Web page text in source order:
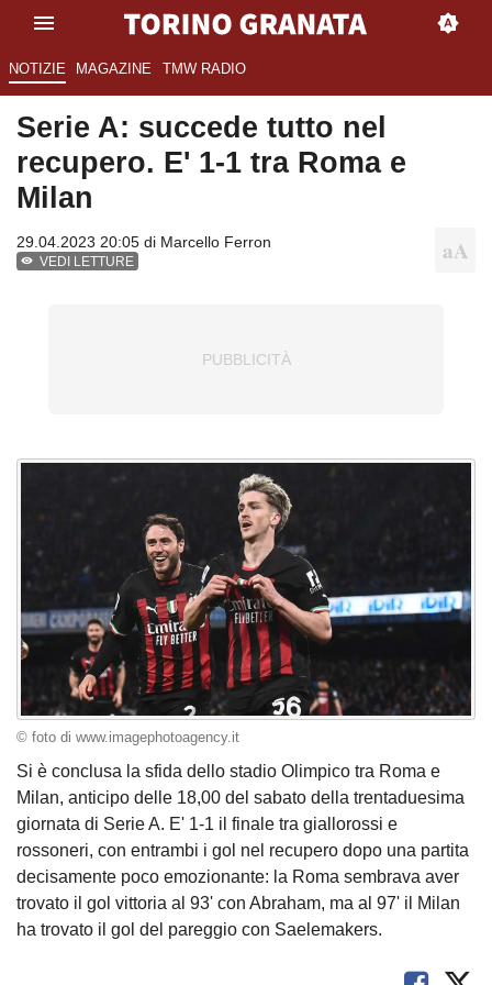
NOTIZIE MAGAZINE TMW RADIO
Serie A: succede tutto nel
recupero. E' 1-1 tra Roma e
Milan
29.04.2023 20:05 di Marcello Ferron
VEDI LETTURE
© foto di www.imagephotoagency.it
Si è conclusa la sfida dello stadio Olimpico tra Roma e
Milan, anticipo delle 18,00 del sabato della trentaduesima
giornata di Serie A. E' 1-1 il finale tra giallorossi e
rossoneri, con entrambi i gol nel recupero dopo una partita
decisamente poco emozionante: la Roma sembrava aver
trovato il gol vittoria al 93' con Abraham, ma al 97' il Milan
ha trovato il gol del pareggio con Saelemakers.